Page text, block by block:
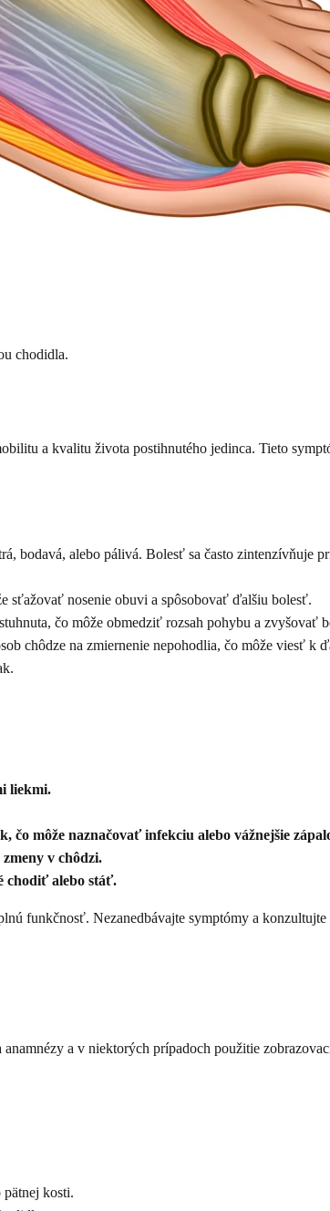
chodidla.
a kvalitu života postihnutého jedinca. Tieto
bodavá, alebo pálivá. Bolesť sa často zintenzívňuje
sťažovať nosenie obuvi a spôsobovať ďalšiu bolesť.
čo môže obmedziť rozsah pohybu a zvyšovať
chôdze na zmiernenie nepohodlia, čo môže viesť k
liekmi.
môže naznačovať infekciu alebo vážnejšie
v chôdzi.
chodiť alebo stáť.
funkčnosť. Nezanedbávajte symptómy a
a v niektorých prípadoch použitie
kosti.